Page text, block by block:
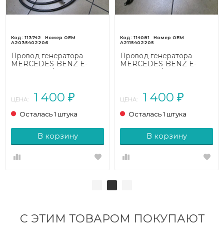
113742
A2035402206
Провод генератора
MERCEDES-BENZ E-
класс W211/S211 (2002 -
ЦЕНА: 1 400 ₽
Осталась 1 штука
В корзину
114081
A2115402205
Провод генератора
MERCEDES-BENZ E-
класс W211/S211 (2002 -
ЦЕНА: 1 400 ₽
Осталась 1 штука
В корзину
С ЭТИМ ТОВАРОМ ПОКУПАЮТ